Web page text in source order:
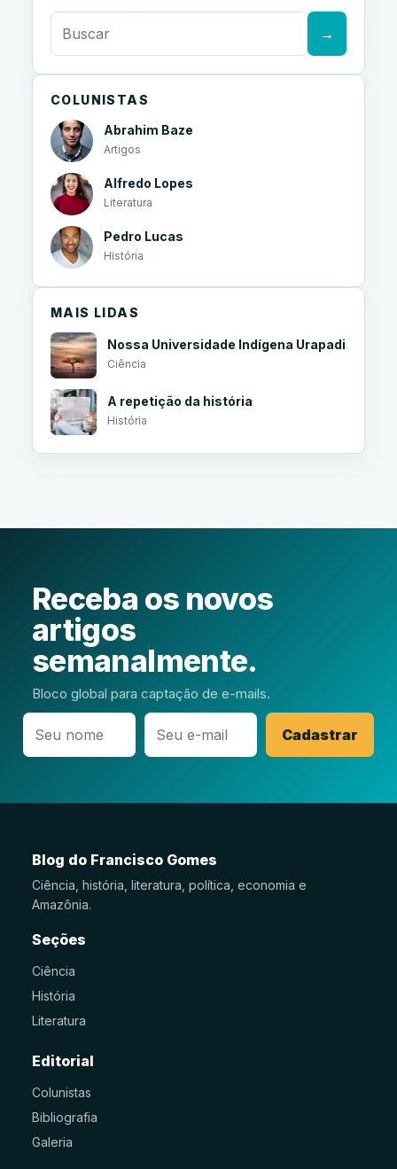
→
COLUNISTAS
Abrahim Baze
Artigos
Alfredo Lopes
Literatura
Pedro Lucas
História
MAIS LIDAS
Nossa Universidade Indígena Urapadi
Ciência
A repetição da história
História
Receba os novos
artigos
semanalmente.
Bloco global para captação de e-mails.
Cadastrar
Blog do Francisco Gomes
Ciência, história, literatura, política, economia e
Amazônia.
Seções
Ciência
História
Literatura
Editorial
Colunistas
Bibliografia
Galeria